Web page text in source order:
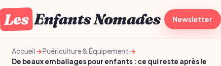
Les Enfants Nomades À la une
Newsletter
Accueil
Puériculture & Équipement
De beaux emballages pour enfants : ce qui reste après le